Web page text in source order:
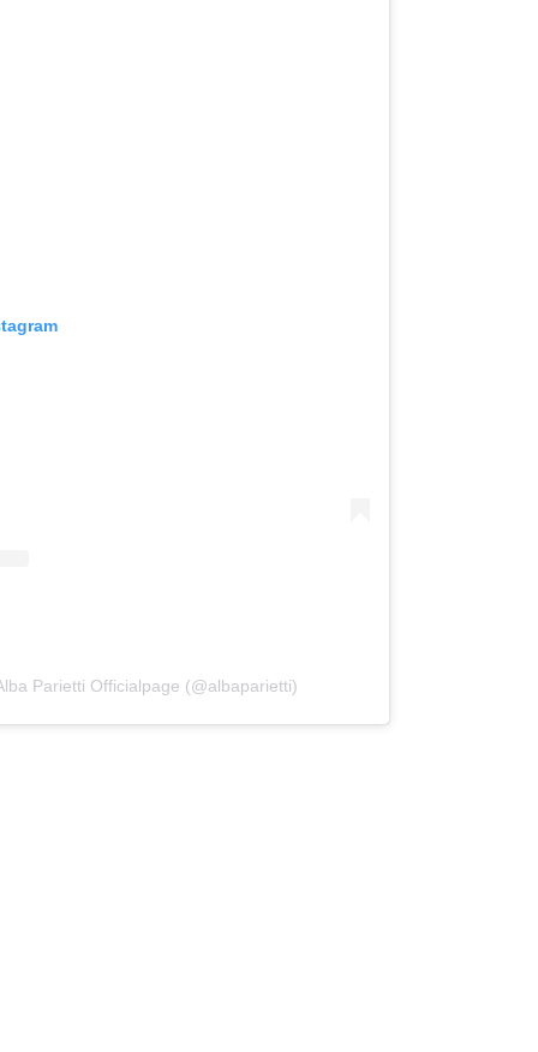
Parietti Officialpage (@albaparietti)